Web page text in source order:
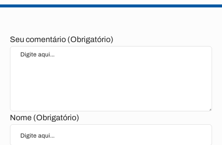
Seu comentário (Obrigatório)
Nome (Obrigatório)